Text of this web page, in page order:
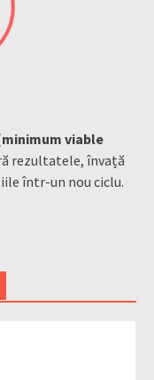
minimum viable
rezultatele, învață
într-un nou ciclu.